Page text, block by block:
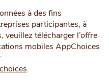
à des fins
participantes, à
télécharger l’offre
mobiles AppChoices
.